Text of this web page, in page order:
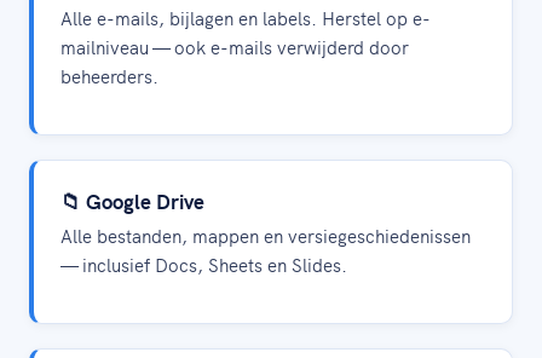
Alle e-mails, bijlagen en labels. Herstel op e-
mailniveau — ook e-mails verwijderd door
beheerders.
📁 Google Drive
Alle bestanden, mappen en versiegeschiedenissen
— inclusief Docs, Sheets en Slides.